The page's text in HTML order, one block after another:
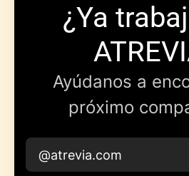
¿Ya
Ayúdanos a
próximo
@atrevia.com